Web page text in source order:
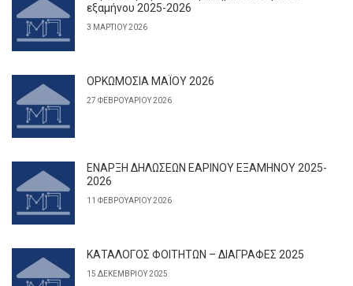
εξαμήνου 2025-2026
3 ΜΑΡΤΊΟΥ 2026
ΟΡΚΩΜΟΣΙΑ ΜΑΪΟΥ 2026
27 ΦΕΒΡΟΥΑΡΊΟΥ 2026
ΕΝΑΡΞΗ ΔΗΛΩΣΕΩΝ ΕΑΡΙΝΟΥ ΕΞΑΜΗΝΟΥ 2025-
2026
11 ΦΕΒΡΟΥΑΡΊΟΥ 2026
ΚΑΤΑΛΟΓΟΣ ΦΟΙΤΗΤΩΝ – ΔΙΑΓΡΑΦΕΣ 2025
15 ΔΕΚΕΜΒΡΊΟΥ 2025